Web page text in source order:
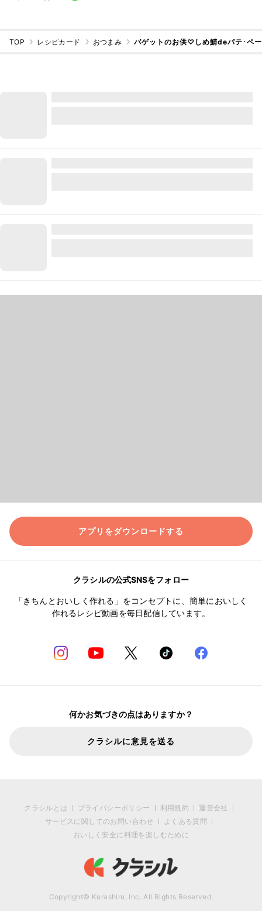
TOP レシピカード おつまみ バゲットのお供♡しめ鯖deパテ･ペ
アプリをダウンロードする
クラシルの公式SNSをフォロー
「きちんとおいしく作れる」をコンセプトに、簡単においしく
作れるレシピ動画を毎日配信しています。
何かお気づきの点はありますか？
クラシルに意見を送る
クラシルとは プライバシーポリシー 利用規約
運営会社
サービスに関してのお問い合わせ
よくある質問
おいしく安全に料理を楽しむために
Copyright© Kurashiru, Inc. All Rights Reserved.